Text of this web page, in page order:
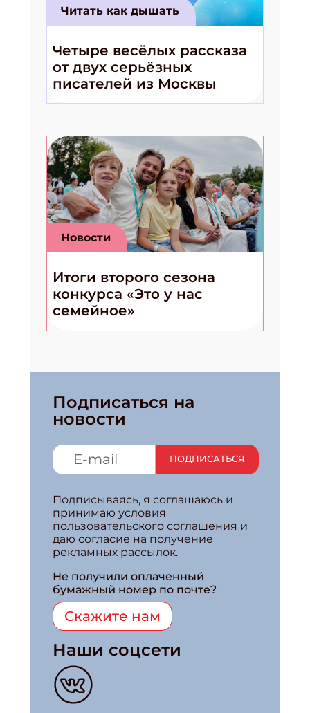
Читать как дышать
Четыре весёлых рассказа
от двух серьёзных
писателей из Москвы
Новости
Итоги второго сезона
конкурса «Это у нас
семейное»
Подписаться на
новости
ПОДПИСАТЬСЯ
Подписываясь, я соглашаюсь и
принимаю условия
пользовательского соглашения и
даю согласие на получение
рекламных рассылок.
Не получили оплаченный
бумажный номер по почте?
Скажите нам
Наши соцсети